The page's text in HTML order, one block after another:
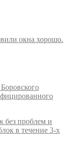
окна хорошо.
без проблем и
в течение 3-х